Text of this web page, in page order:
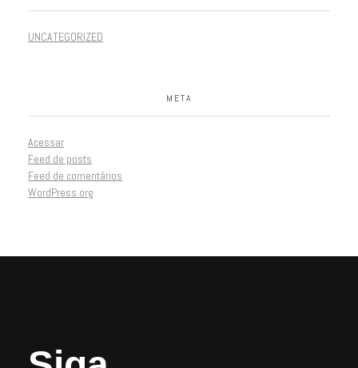
UNCATEGORIZED
META
Acessar
Feed de posts
Feed de comentários
WordPress.org